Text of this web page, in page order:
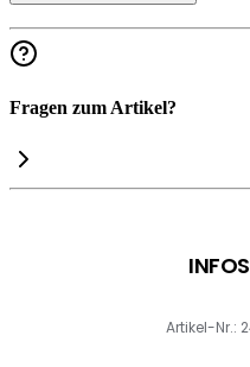
Fragen zum Artikel?
Artikel-Nr.: